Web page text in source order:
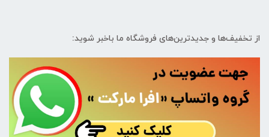
از تخفیف‌ها و جدیدترین‌های فروشگاه ما باخبر شوید: